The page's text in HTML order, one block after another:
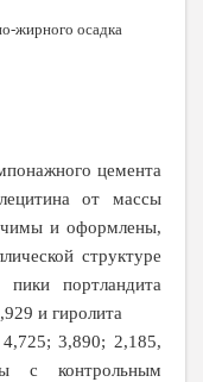
жирного осадка
цемента
от массы
и оформлены,
структуре
портландита
и гиролита
3,890; 2,185,
с контрольным